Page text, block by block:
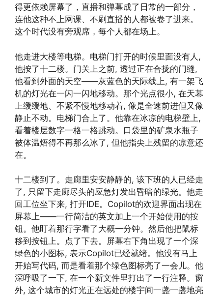
得更依赖屏幕了，直播和弹幕成了日常的一部分，
连他这种不上网课、不刷直播的人都被卷了进来。
这个时代没有旁观席，每个人都在场上。
他走进大楼等电梯。电梯门打开的时候里面没有人,
他按了十二楼。门关上之前, 透过正在合拢的门缝,
他看到外面的天空——灰蓝色的天际线上, 有一架飞
机的灯光在一闪一闪地移动。那个光点很小, 在天幕
上缓缓地、不紧不慢地移动着, 像是全速前进但又像
静止不动。电梯门合上了。他靠在冰凉的电梯壁上,
看着楼层数字一格一格跳动。口袋里的矿泉水瓶子
被体温焐得不再那么冰了, 但他指尖上残留的凉意还
在。
十二楼到了。走廊里安安静静的, 该下班的人已经走
了, 只留下走廊尽头的应急灯发出昏暗的绿光。他走
回工位坐下来, 打开IDE。Copilot的欢迎界面出现在
屏幕上——一行简洁的英文加上一个开始使用的按
钮。他盯着那行字看了大概一分钟。然后他把鼠标
移到按钮上。点了下去。屏幕右下角出现了一个深
绿色的小图标, 表示Copilot已经就绪。他没有马上
开始写代码, 而是看着那个绿色图标亮了一会儿。他
深呼吸了一下, 在一个新文件里打出了一行注释。窗
外, 这个城市的灯光正在远处的楼宇间一盏一盏地亮